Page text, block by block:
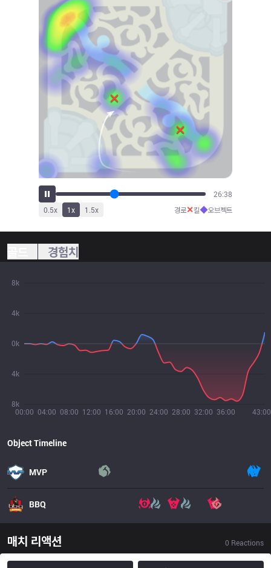
29:29
0.5x 1x 1.5x 경로✕킬◆오브젝트
경험치
00:00 04:00 08:00 12:00 16:00 20:00 24:00 28:00 32:00 36:00 43:00
8k
4k
0k
4k
8k
Object Timeline
MVP
BBQ
매치 리액션 0 Reactions